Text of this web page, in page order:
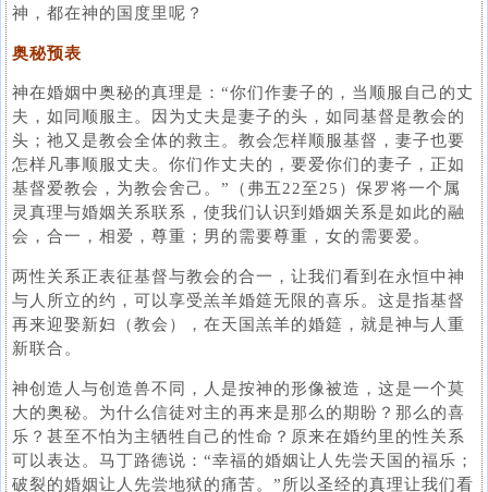
神，都在神的国度里呢？
奥秘预表
神在婚姻中奥秘的真理是：“你们作妻子的，当顺服自己的丈
夫，如同顺服主。因为丈夫是妻子的头，如同基督是教会的
头；祂又是教会全体的救主。教会怎样顺服基督，妻子也要
怎样凡事顺服丈夫。你们作丈夫的，要爱你们的妻子，正如
基督爱教会，为教会舍己。”（弗五22至25）保罗将一个属
灵真理与婚姻关系联系，使我们认识到婚姻关系是如此的融
会，合一，相爱，尊重；男的需要尊重，女的需要爱。
两性关系正表征基督与教会的合一，让我们看到在永恒中神
与人所立的约，可以享受羔羊婚筵无限的喜乐。这是指基督
再来迎娶新妇（教会），在天国羔羊的婚筵，就是神与人重
新联合。
神创造人与创造兽不同，人是按神的形像被造，这是一个莫
大的奥秘。为什么信徒对主的再来是那么的期盼？那么的喜
乐？甚至不怕为主牺牲自己的性命？原来在婚约里的性关系
可以表达。马丁路德说：“幸福的婚姻让人先尝天国的福乐；
破裂的婚姻让人先尝地狱的痛苦。”所以圣经的真理让我们看